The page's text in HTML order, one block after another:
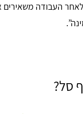
לאחר העבודה
סל?